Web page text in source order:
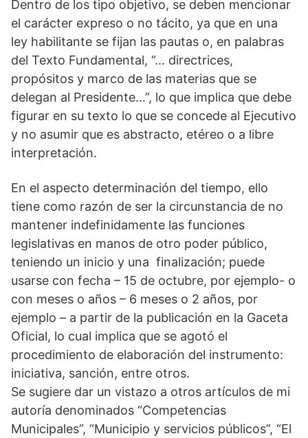
Dentro de los tipo objetivo, se deben mencionar
el carácter expreso o no tácito, ya que en una
ley habilitante se fijan las pautas o, en palabras
del Texto Fundamental, “… directrices,
propósitos y marco de las materias que se
delegan al Presidente…”, lo que implica que debe
figurar en su texto lo que se concede al Ejecutivo
y no asumir que es abstracto, etéreo o a libre
interpretación.
En el aspecto determinación del tiempo, ello
tiene como razón de ser la circunstancia de no
mantener indefinidamente las funciones
legislativas en manos de otro poder público,
teniendo un inicio y una finalización; puede
usarse con fecha – 15 de octubre, por ejemplo- o
con meses o años – 6 meses o 2 años, por
ejemplo – a partir de la publicación en la Gaceta
Oficial, lo cual implica que se agotó el
procedimiento de elaboración del instrumento:
iniciativa, sanción, entre otros.
Se sugiere dar un vistazo a otros artículos de mi
autoría denominados “Competencias
Municipales”, “Municipio y servicios públicos”, “El